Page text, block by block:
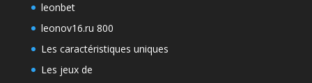
leonbet
leonov16.ru 800
Les caractéristiques uniques
Les jeux de